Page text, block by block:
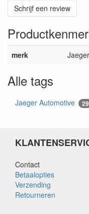
Schrijf een review
merk
Alle tags
Jaeger Automotive 29
Contact
Betaalopties
Verzending
Retourneren